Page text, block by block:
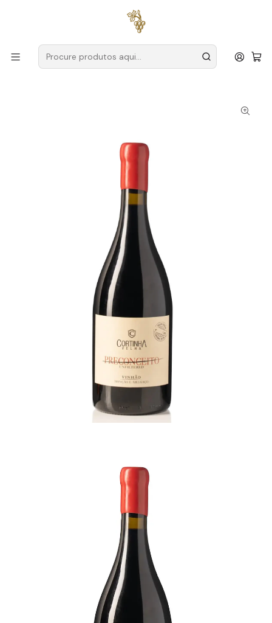
para encomendas a partir de
Produtores Vinho Verde
Cortinha Velha
Cortinha Velha Vinhão Preconceito Unfiltered Reserva
2020 Vinho Verde Tinto 75cl